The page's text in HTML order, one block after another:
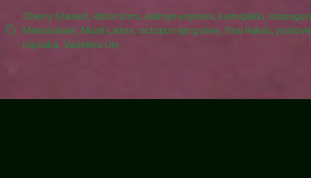
Tags
Cherry Stained, distortions, elämys express, kolmipiikki,
Metsäväiset, Musti Laiton, octopus syng alive, Pasi Rakas,
röpöskä, Vadelma-Uni